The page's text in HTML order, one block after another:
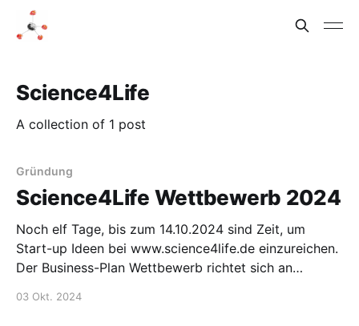
Science4Life
A collection of 1 post
Gründung
Science4Life Wettbewerb 2024
Noch elf Tage, bis zum 14.10.2024 sind Zeit, um
Start-up Ideen bei www.science4life.de einzureichen.
Der Business-Plan Wettbewerb richtet sich an
03 Okt. 2024